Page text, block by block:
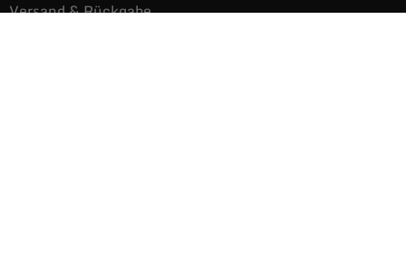
Versand & Rückgabe